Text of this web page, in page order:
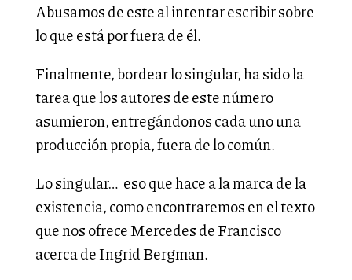
Abusamos de este al intentar escribir sobre
lo que está por fuera de él.
Finalmente, bordear lo singular, ha sido la
tarea que los autores de este número
asumieron, entregándonos cada uno una
producción propia, fuera de lo común.
Lo singular… eso que hace a la marca de la
existencia, como encontraremos en el texto
que nos ofrece Mercedes de Francisco
acerca de Ingrid Bergman.